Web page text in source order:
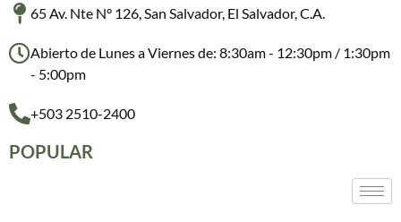
65 Av. Nte N° 126, San Salvador, El Salvador, C.A.
Abierto de Lunes a Viernes de: 8:30am - 12:30pm / 1:30pm
- 5:00pm
+503 2510-2400
POPULAR